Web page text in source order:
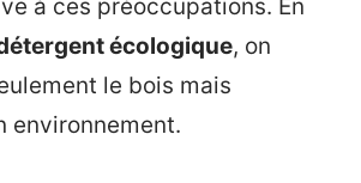
à ces préoccupations. En
écologique, on
le bois mais
environnement.